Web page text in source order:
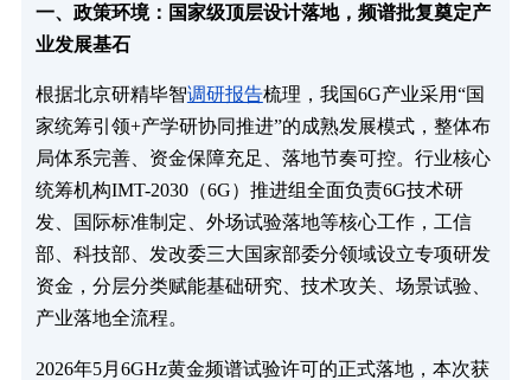
一、政策环境：国家级顶层设计落地，频谱批复奠定产
业发展基石
根据北京研精毕智调研报告梳理，我国6G产业采用“国
家统筹引领+产学研协同推进”的成熟发展模式，整体布
局体系完善、资金保障充足、落地节奏可控。行业核心
统筹机构IMT-2030（6G）推进组全面负责6G技术研
发、国际标准制定、外场试验落地等核心工作，工信
部、科技部、发改委三大国家部委分领域设立专项研发
资金，分层分类赋能基础研究、技术攻关、场景试验、
产业落地全流程。
2026年5月6GHz黄金频谱试验许可的正式落地，本次获